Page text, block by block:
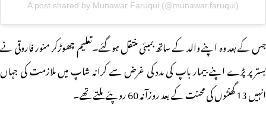
A post shared by Munawar Faruqui (@munawar.faruqui)
جس کے بعد وہ اپنے والد کے ساتھ بمبئی منتقل ہوگئے۔تعلیم چھوڑکر منور فاروقی نے
بستر پر پڑے اپنے بیمار باپ کی مدد کی غرض سے کرانہ شاپ میں ملازمت کی جہاں
انہیں 13 گھنٹوں کی محنت کے بعد روزآنہ 60 روپئے ملتے تھے۔